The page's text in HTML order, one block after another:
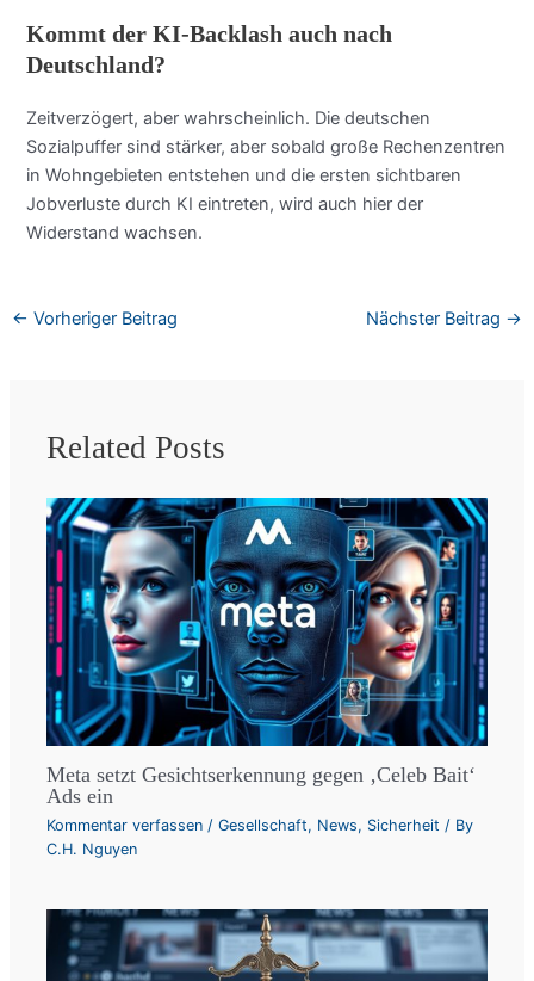
Kommt der KI-Backlash auch nach
Deutschland?
Zeitverzögert, aber wahrscheinlich. Die deutschen
Sozialpuffer sind stärker, aber sobald große Rechenzentren
in Wohngebieten entstehen und die ersten sichtbaren
Jobverluste durch KI eintreten, wird auch hier der
Widerstand wachsen.
← Vorheriger Beitrag Nächster Beitrag →
Related Posts
Meta setzt Gesichtserkennung gegen ‚Celeb Bait‘
Ads ein
Kommentar verfassen /Gesellschaft, News, Sicherheit / By
C.H. Nguyen